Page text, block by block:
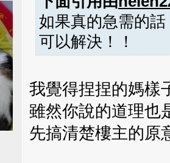
如果真的急需的
可以解決！！
我覺得捏捏的媽樣
雖然你說的道理也
先搞清楚樓主的原